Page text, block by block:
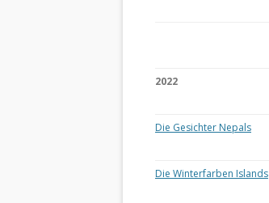
2022
Die Gesichter Nepals
Die Winterfarben Islands